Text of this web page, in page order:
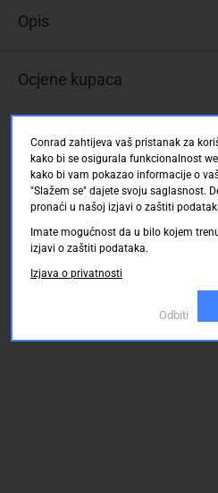
Opis
Ocjene kupaca
Conrad zahtijeva vaš pristanak za
kako bi se osigurala funkcionalnost
kako bi vam pokazao informacije o
"Slažem se" dajete svoju saglasnost.
pronaći u našoj izjavi o zaštiti
Imate mogućnost da u bilo kojem
izjavi o zaštiti podataka.
Izjava o privatnosti
Odbiti